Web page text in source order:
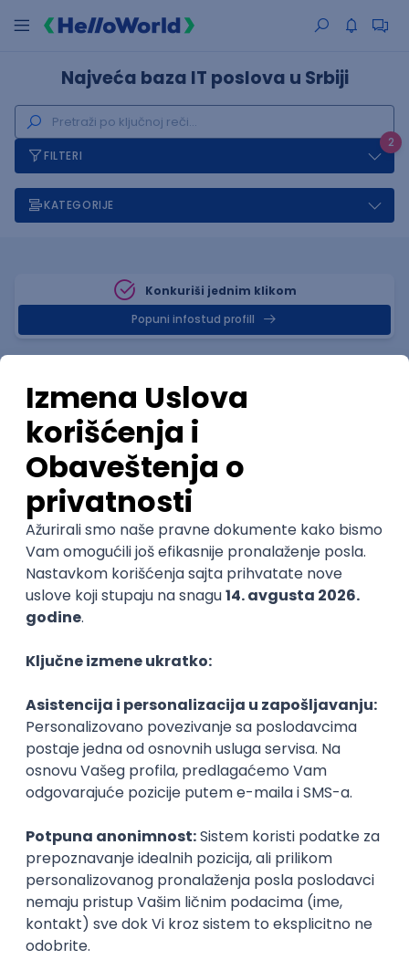
Najveća baza IT poslova u Srbiji
2
FILTERI
KATEGORIJE
Konkuriši jednim klikom
Popuni infostud profill
Poslovi iz drugih gradova.
Najnovije
Senior Data Engineer - LLM Data
Platform
Factory World Wide
3
Beograd
12.08.2026.
SQL Apache @
POSLOVI NA MAIL
KATEGORIJA
TEHNOLOGIJA
POSLODAVAC
GRAD
SENIORITET
NAČIN RADA
inboxu
Prijavi se